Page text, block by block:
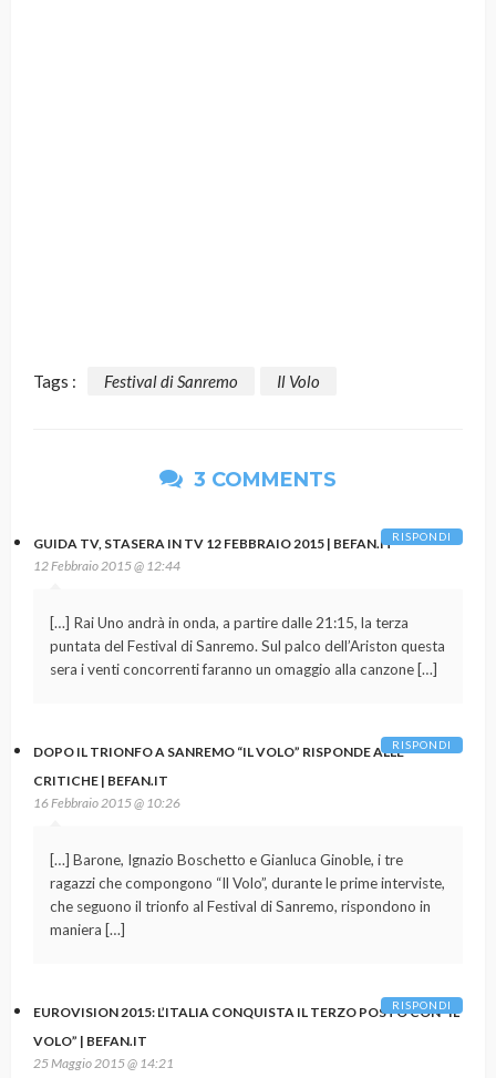
Tags : Festival di Sanremo Il Volo
3 COMMENTS
GUIDA TV, STASERA IN TV 12 FEBBRAIO 2015 | BEFAN.IT
12 Febbraio 2015 @ 12:44
[…] Rai Uno andrà in onda, a partire dalle 21:15, la terza
puntata del Festival di Sanremo. Sul palco dell’Ariston questa
sera i venti concorrenti faranno un omaggio alla canzone […]
RISPONDI
DOPO IL TRIONFO A SANREMO “IL VOLO” RISPONDE ALLE
CRITICHE | BEFAN.IT
16 Febbraio 2015 @ 10:26
[…] Barone, Ignazio Boschetto e Gianluca Ginoble, i tre
ragazzi che compongono “Il Volo”, durante le prime interviste,
che seguono il trionfo al Festival di Sanremo, rispondono in
maniera […]
RISPONDI
EUROVISION 2015: L’ITALIA CONQUISTA IL TERZO POSTO CON “IL
VOLO” | BEFAN.IT
25 Maggio 2015 @ 14:21
RISPONDI